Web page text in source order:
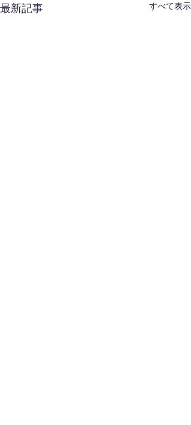
最新記事 すべて表示